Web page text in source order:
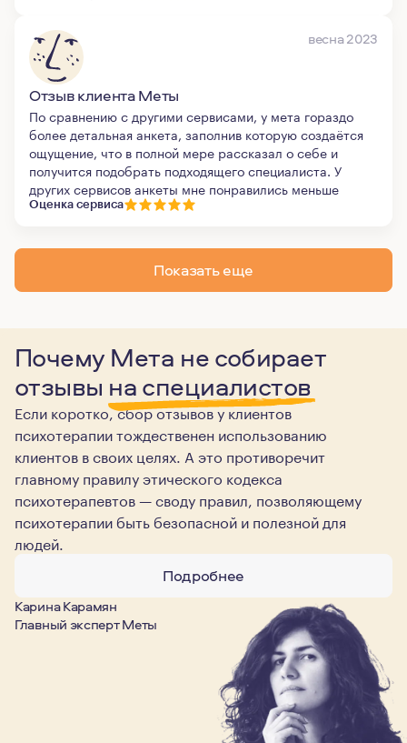
весна 2023
Отзыв клиента Меты
По сравнению с другими сервисами, у мета гораздо
более детальная анкета, заполнив которую создаётся
ощущение, что в полной мере рассказал о себе и
получится подобрать подходящего специалиста. У
других сервисов анкеты мне понравились меньше
Оценка сервиса
Показать еще
Почему Мета не собирает
отзывы на специалистов
Если коротко, сбор отзывов у клиентов
психотерапии тождественен использованию
клиентов в своих целях. А это противоречит
главному правилу этического кодекса
психотерапевтов — своду правил, позволяющему
психотерапии быть безопасной и полезной для
людей.
Подробнее
Карина Карамян
Главный эксперт Меты